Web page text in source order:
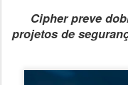
Cipher preve
projetos de